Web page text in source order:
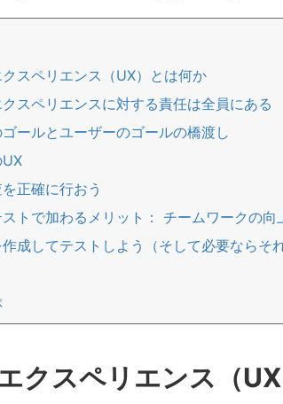
スペリエンス（UX）とは何か
スペリエンスに対する責任は全員にある
ールとユーザーのゴールの橋渡し
正確に行おう
トで加わるメリット： チームワークの向
成してテストしよう（そして必要ならそ
クスペリエンス（